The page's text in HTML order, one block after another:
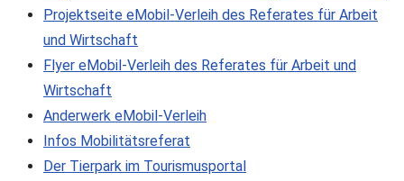
Projektseite eMobil-Verleih des Referates für Arbeit
und Wirtschaft
Flyer eMobil-Verleih des Referates für Arbeit und
Wirtschaft
Anderwerk eMobil-Verleih
Infos Mobilitätsreferat
Der Tierpark im Tourismusportal